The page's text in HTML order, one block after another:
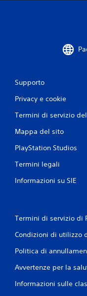
Supporto
Privacy e cookie
Termini di servizio
Mappa del sito
PlayStation Studios
Termini legali
Informazioni su SIE
Termini di servizio di
Condizioni di utilizzo
Politica di
Avvertenze per la
Informazioni sulle